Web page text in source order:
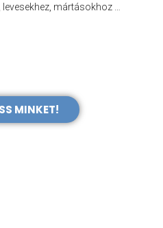
mártásokhoz …
MINKET!